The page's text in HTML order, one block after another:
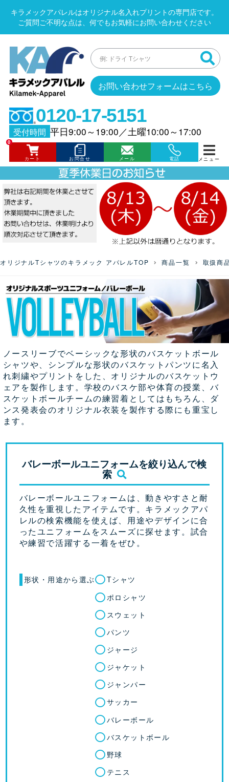
キラメックアパレルはオリジナル名入れプリントの専門店です。
ご質問ご不明な点は、何でもお気軽にお問い合わせください
お問い合わせフォームはこちら
0120-17-5151
受付時間 平日9:00～19:00／土曜10:00～17:00
カート
0
お問合せ メール 電話 メニュー
オリジナルTシャツのキラメック アパレルTOP 商品一覧 取扱商
ノースリーブでベーシックな形状のバスケットボール
シャツや、シンプルな形状のバスケットパンツに名入
れ刺繍やプリントをした、オリジナルのバスケットウ
ェアを製作します。学校のバスケ部や体育の授業、バ
スケットボールチームの練習着としてはもちろん、ダ
ンス発表会のオリジナル衣装を製作する際にも重宝し
ます。
バレーボールユニフォームを絞り込んで検
索
バレーボールユニフォームは、動きやすさと耐
久性を重視したアイテムです。キラメックアパ
レルの検索機能を使えば、用途やデザインに合
ったユニフォームをスムーズに探せます。試合
や練習で活躍する一着をぜひ。
形状・用途から選ぶ
Tシャツ
ポロシャツ
スウェット
パンツ
ジャージ
ジャケット
ジャンパー
サッカー
バレーボール
バスケットボール
野球
テニス